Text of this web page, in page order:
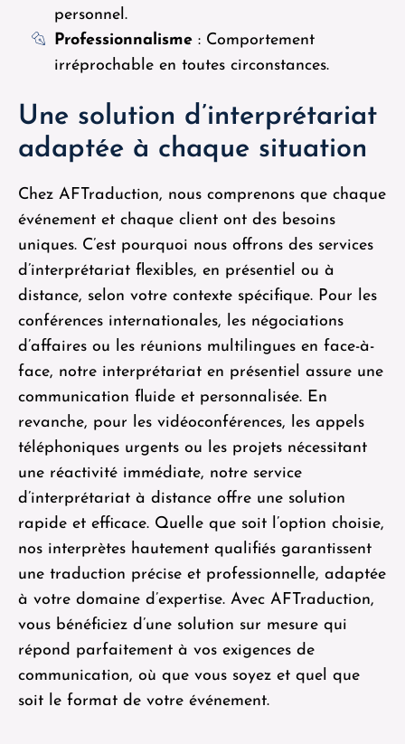
personnel.
Professionnalisme : Comportement
irréprochable en toutes circonstances.
Une solution d’interprétariat
adaptée à chaque situation
Chez AFTraduction, nous comprenons que chaque
événement et chaque client ont des besoins
uniques. C’est pourquoi nous offrons des services
d’interprétariat flexibles, en présentiel ou à
distance, selon votre contexte spécifique. Pour les
conférences internationales, les négociations
d’affaires ou les réunions multilingues en face-à-
face, notre interprétariat en présentiel assure une
communication fluide et personnalisée. En
revanche, pour les vidéoconférences, les appels
téléphoniques urgents ou les projets nécessitant
une réactivité immédiate, notre service
d’interprétariat à distance offre une solution
rapide et efficace. Quelle que soit l’option choisie,
nos interprètes hautement qualifiés garantissent
une traduction précise et professionnelle, adaptée
à votre domaine d’expertise. Avec AFTraduction,
vous bénéficiez d’une solution sur mesure qui
répond parfaitement à vos exigences de
communication, où que vous soyez et quel que
soit le format de votre événement.